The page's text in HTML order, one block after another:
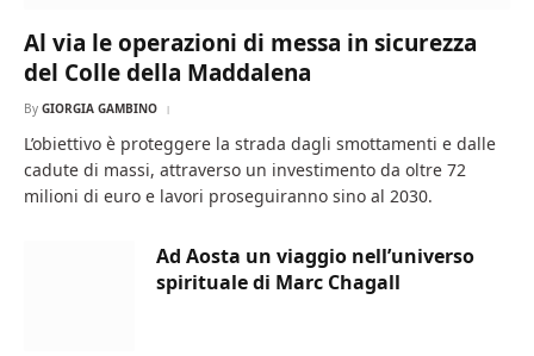
Al via le operazioni di messa in sicurezza
del Colle della Maddalena
By GIORGIA GAMBINO
L’obiettivo è proteggere la strada dagli smottamenti e dalle
cadute di massi, attraverso un investimento da oltre 72
milioni di euro e lavori proseguiranno sino al 2030.
Ad Aosta un viaggio nell’universo
spirituale di Marc Chagall